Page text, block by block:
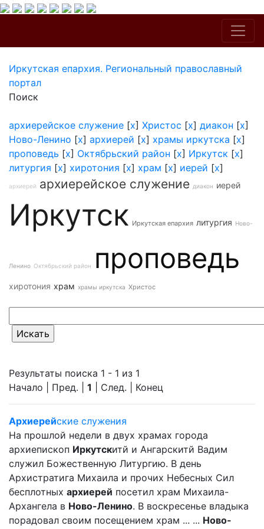
Иркутская епархия. Региональный православный
портал
Поиск
архиерейское служение [x] Христос [x] диакон [x]
Ново-Ленино [x] архиерей [x] храмы иркутска [x]
проповедь [x] Октябрьский район [x] Иркутск [x]
литургия [x] хиротония [x] храм [x] иерей [x]
архиерей архиерейское служение диакон иерей
Иркутск Иркутская епархия литургия Ново-
Ленино Октябрьский район проповедь
хиротония храм храмы иркутска Христос
Результаты поиска 1 - 1 из 1
Начало | Пред. | 1 | След. | Конец
Архиерейские служения
На прошлой недели в двух храмах города
архиепископ Иркутскитй и Ангарскитй Вадим
служил Божественную Литургию. В день
Архистратига Михаила и прочих Небесных Сил
бесплотных архиерей посетил храм Михаила-
Архангела в Ново-Ленино. В воскресенье владыка
порадовал своим посещением храм ... ... Ново-